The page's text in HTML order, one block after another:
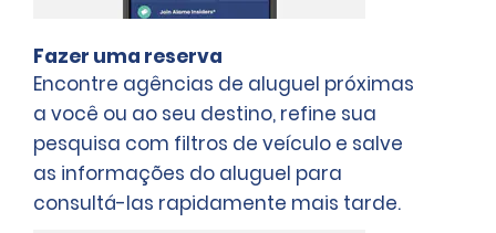
Fazer uma reserva
Encontre agências de aluguel próximas
a você ou ao seu destino, refine sua
pesquisa com filtros de veículo e salve
as informações do aluguel para
consultá-las rapidamente mais tarde.